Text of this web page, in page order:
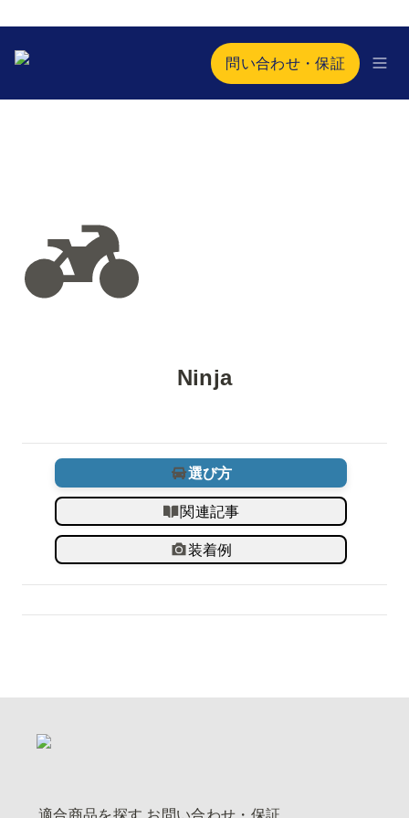
問い合わせ・保証
Ninja
選び方
関連記事
装着例
適合商品を探す お問い合わせ・保証